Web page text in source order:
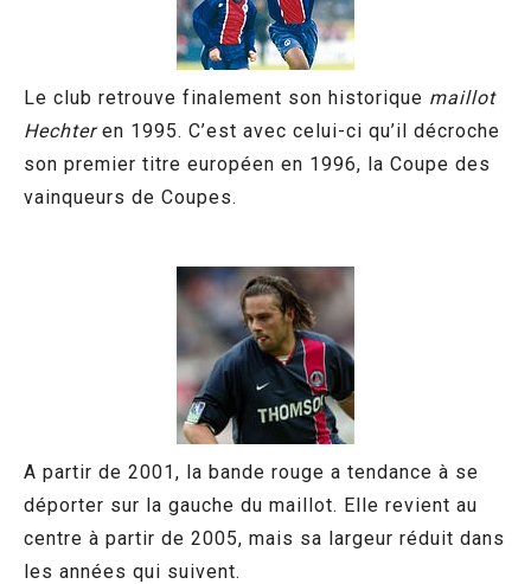
Le club retrouve finalement son historique maillot
Hechteren 1995. C’est avec celui-ci qu’il décroche
son premier titre européen en 1996, la Coupe des
vainqueurs de Coupes.
A partir de 2001, la bande rouge a tendance à se
déporter sur la gauche du maillot. Elle revient au
centre à partir de 2005, mais sa largeur réduit dans
les années qui suivent.